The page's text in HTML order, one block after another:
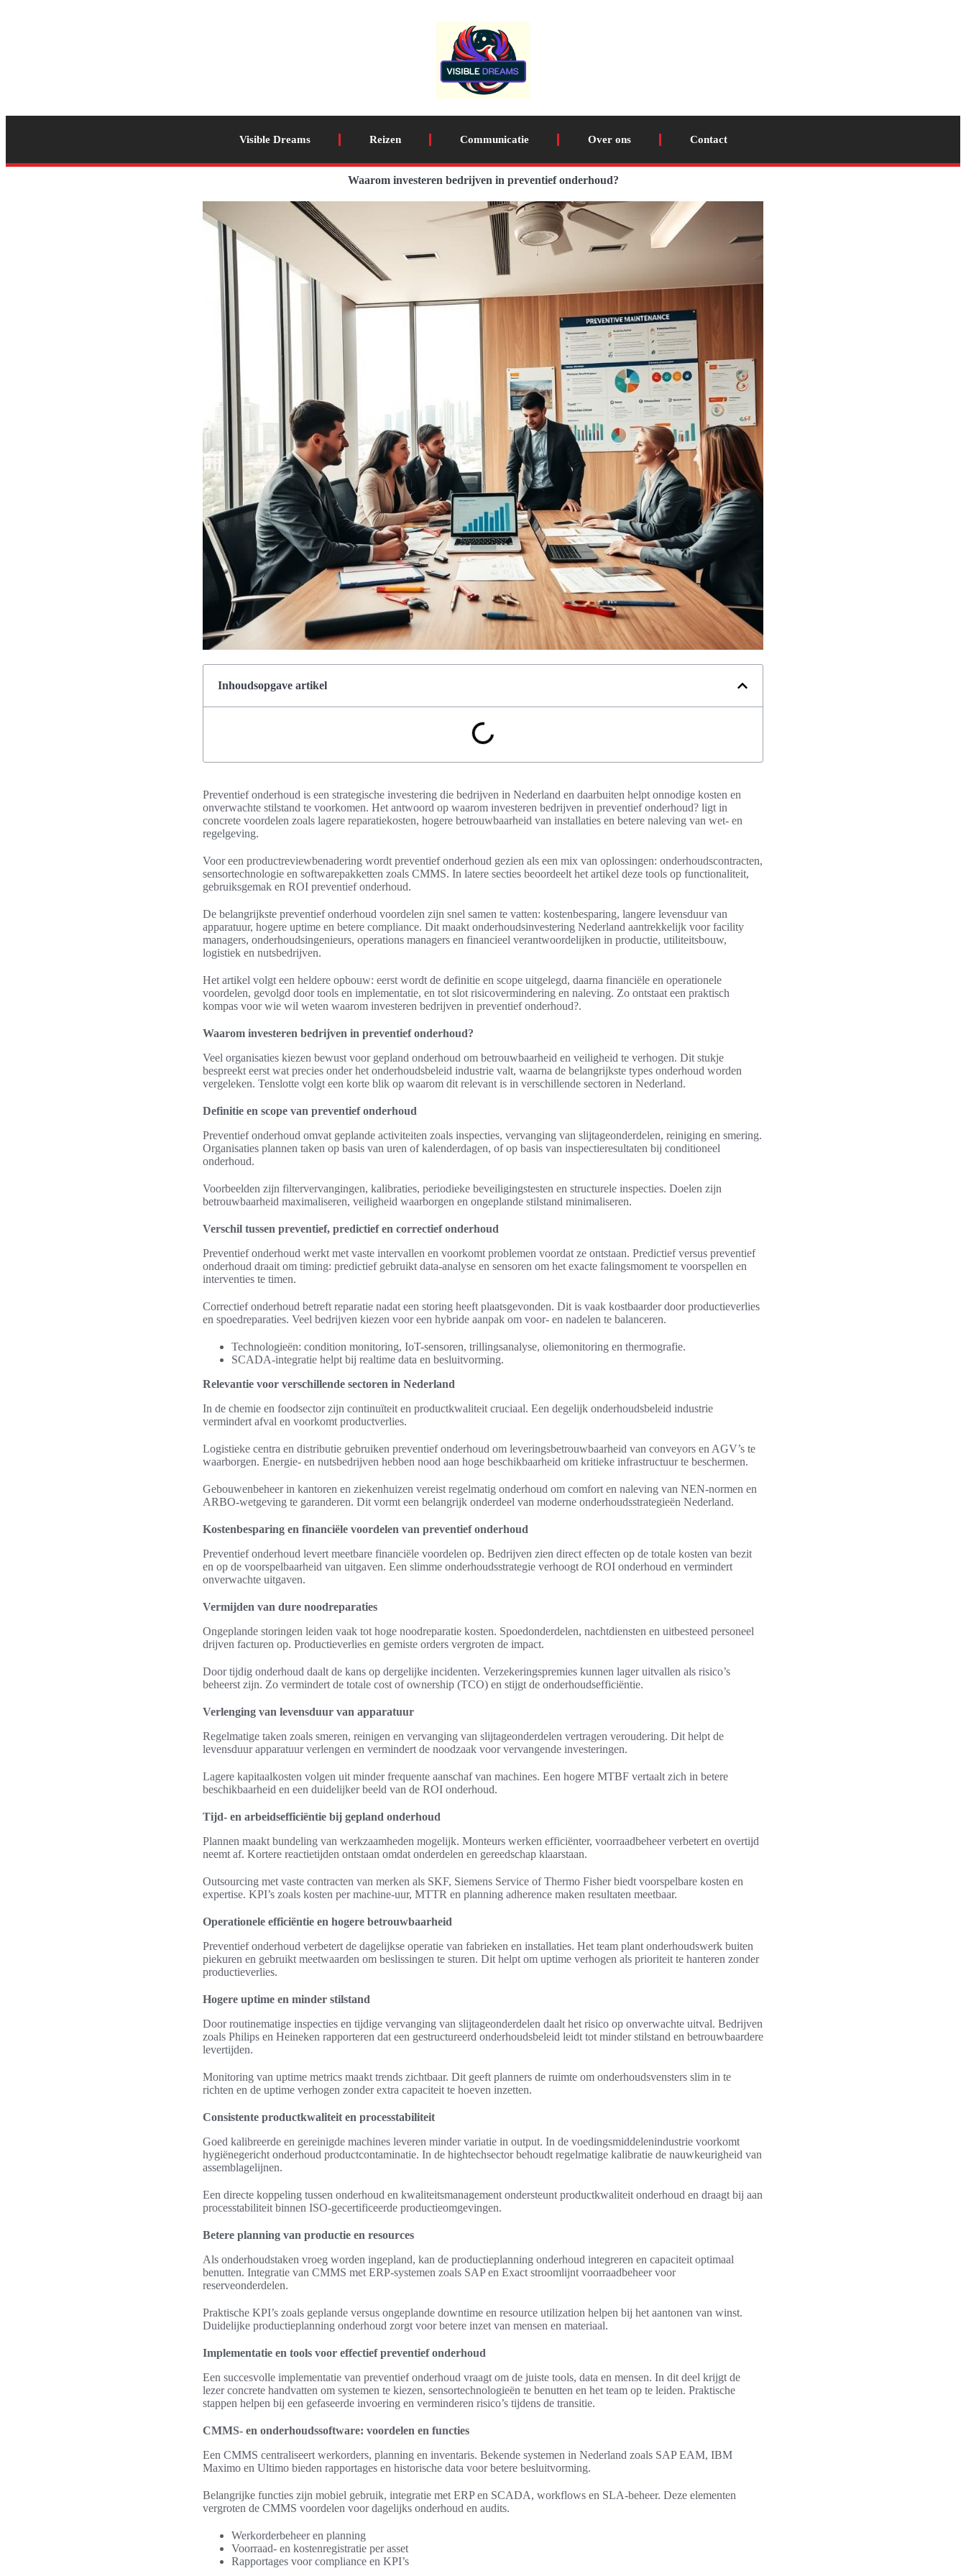
Visible Dreams Reizen Communicatie Over ons Contact
Waarom investeren bedrijven in preventief onderhoud?
Inhoudsopgave artikel
Preventief onderhoud is een strategische investering die bedrijven in Nederland en daarbuiten helpt onnodige kosten en
onverwachte stilstand te voorkomen. Het antwoord op waarom investeren bedrijven in preventief onderhoud? ligt in
concrete voordelen zoals lagere reparatiekosten, hogere betrouwbaarheid van installaties en betere naleving van wet- en
regelgeving.
Voor een productreviewbenadering wordt preventief onderhoud gezien als een mix van oplossingen: onderhoudscontracten,
sensortechnologie en softwarepakketten zoals CMMS. In latere secties beoordeelt het artikel deze tools op functionaliteit,
gebruiksgemak en ROI preventief onderhoud.
De belangrijkste preventief onderhoud voordelen zijn snel samen te vatten: kostenbesparing, langere levensduur van
apparatuur, hogere uptime en betere compliance. Dit maakt onderhoudsinvestering Nederland aantrekkelijk voor facility
managers, onderhoudsingenieurs, operations managers en financieel verantwoordelijken in productie, utiliteitsbouw,
logistiek en nutsbedrijven.
Het artikel volgt een heldere opbouw: eerst wordt de definitie en scope uitgelegd, daarna financiële en operationele
voordelen, gevolgd door tools en implementatie, en tot slot risicovermindering en naleving. Zo ontstaat een praktisch
kompas voor wie wil weten waarom investeren bedrijven in preventief onderhoud?.
Waarom investeren bedrijven in preventief onderhoud?
Veel organisaties kiezen bewust voor gepland onderhoud om betrouwbaarheid en veiligheid te verhogen. Dit stukje
bespreekt eerst wat precies onder het onderhoudsbeleid industrie valt, waarna de belangrijkste types onderhoud worden
vergeleken. Tenslotte volgt een korte blik op waarom dit relevant is in verschillende sectoren in Nederland.
Definitie en scope van preventief onderhoud
Preventief onderhoud omvat geplande activiteiten zoals inspecties, vervanging van slijtageonderdelen, reiniging en smering.
Organisaties plannen taken op basis van uren of kalenderdagen, of op basis van inspectieresultaten bij conditioneel
onderhoud.
Voorbeelden zijn filtervervangingen, kalibraties, periodieke beveiligingstesten en structurele inspecties. Doelen zijn
betrouwbaarheid maximaliseren, veiligheid waarborgen en ongeplande stilstand minimaliseren.
Verschil tussen preventief, predictief en correctief onderhoud
Preventief onderhoud werkt met vaste intervallen en voorkomt problemen voordat ze ontstaan. Predictief versus preventief
onderhoud draait om timing: predictief gebruikt data-analyse en sensoren om het exacte falingsmoment te voorspellen en
interventies te timen.
Correctief onderhoud betreft reparatie nadat een storing heeft plaatsgevonden. Dit is vaak kostbaarder door productieverlies
en spoedreparaties. Veel bedrijven kiezen voor een hybride aanpak om voor- en nadelen te balanceren.
Technologieën: condition monitoring, IoT-sensoren, trillingsanalyse, oliemonitoring en thermografie.
SCADA-integratie helpt bij realtime data en besluitvorming.
Relevantie voor verschillende sectoren in Nederland
In de chemie en foodsector zijn continuïteit en productkwaliteit cruciaal. Een degelijk onderhoudsbeleid industrie
vermindert afval en voorkomt productverlies.
Logistieke centra en distributie gebruiken preventief onderhoud om leveringsbetrouwbaarheid van conveyors en AGV’s te
waarborgen. Energie- en nutsbedrijven hebben nood aan hoge beschikbaarheid om kritieke infrastructuur te beschermen.
Gebouwenbeheer in kantoren en ziekenhuizen vereist regelmatig onderhoud om comfort en naleving van NEN-normen en
ARBO-wetgeving te garanderen. Dit vormt een belangrijk onderdeel van moderne onderhoudsstrategieën Nederland.
Kostenbesparing en financiële voordelen van preventief onderhoud
Preventief onderhoud levert meetbare financiële voordelen op. Bedrijven zien direct effecten op de totale kosten van bezit
en op de voorspelbaarheid van uitgaven. Een slimme onderhoudsstrategie verhoogt de ROI onderhoud en vermindert
onverwachte uitgaven.
Vermijden van dure noodreparaties
Ongeplande storingen leiden vaak tot hoge noodreparatie kosten. Spoedonderdelen, nachtdiensten en uitbesteed personeel
drijven facturen op. Productieverlies en gemiste orders vergroten de impact.
Door tijdig onderhoud daalt de kans op dergelijke incidenten. Verzekeringspremies kunnen lager uitvallen als risico’s
beheerst zijn. Zo vermindert de totale cost of ownership (TCO) en stijgt de onderhoudsefficiëntie.
Verlenging van levensduur van apparatuur
Regelmatige taken zoals smeren, reinigen en vervanging van slijtageonderdelen vertragen veroudering. Dit helpt de
levensduur apparatuur verlengen en vermindert de noodzaak voor vervangende investeringen.
Lagere kapitaalkosten volgen uit minder frequente aanschaf van machines. Een hogere MTBF vertaalt zich in betere
beschikbaarheid en een duidelijker beeld van de ROI onderhoud.
Tijd- en arbeidsefficiëntie bij gepland onderhoud
Plannen maakt bundeling van werkzaamheden mogelijk. Monteurs werken efficiënter, voorraadbeheer verbetert en overtijd
neemt af. Kortere reactietijden ontstaan omdat onderdelen en gereedschap klaarstaan.
Outsourcing met vaste contracten van merken als SKF, Siemens Service of Thermo Fisher biedt voorspelbare kosten en
expertise. KPI’s zoals kosten per machine-uur, MTTR en planning adherence maken resultaten meetbaar.
Operationele efficiëntie en hogere betrouwbaarheid
Preventief onderhoud verbetert de dagelijkse operatie van fabrieken en installaties. Het team plant onderhoudswerk buiten
piekuren en gebruikt meetwaarden om beslissingen te sturen. Dit helpt om uptime verhogen als prioriteit te hanteren zonder
productieverlies.
Hogere uptime en minder stilstand
Door routinematige inspecties en tijdige vervanging van slijtageonderdelen daalt het risico op onverwachte uitval. Bedrijven
zoals Philips en Heineken rapporteren dat een gestructureerd onderhoudsbeleid leidt tot minder stilstand en betrouwbaardere
levertijden.
Monitoring van uptime metrics maakt trends zichtbaar. Dit geeft planners de ruimte om onderhoudsvensters slim in te
richten en de uptime verhogen zonder extra capaciteit te hoeven inzetten.
Consistente productkwaliteit en processtabiliteit
Goed kalibreerde en gereinigde machines leveren minder variatie in output. In de voedingsmiddelenindustrie voorkomt
hygiënegericht onderhoud productcontaminatie. In de hightechsector behoudt regelmatige kalibratie de nauwkeurigheid van
assemblagelijnen.
Een directe koppeling tussen onderhoud en kwaliteitsmanagement ondersteunt productkwaliteit onderhoud en draagt bij aan
processtabiliteit binnen ISO-gecertificeerde productieomgevingen.
Betere planning van productie en resources
Als onderhoudstaken vroeg worden ingepland, kan de productieplanning onderhoud integreren en capaciteit optimaal
benutten. Integratie van CMMS met ERP-systemen zoals SAP en Exact stroomlijnt voorraadbeheer voor
reserveonderdelen.
Praktische KPI’s zoals geplande versus ongeplande downtime en resource utilization helpen bij het aantonen van winst.
Duidelijke productieplanning onderhoud zorgt voor betere inzet van mensen en materiaal.
Implementatie en tools voor effectief preventief onderhoud
Een succesvolle implementatie van preventief onderhoud vraagt om de juiste tools, data en mensen. In dit deel krijgt de
lezer concrete handvatten om systemen te kiezen, sensortechnologieën te benutten en het team op te leiden. Praktische
stappen helpen bij een gefaseerde invoering en verminderen risico’s tijdens de transitie.
CMMS- en onderhoudssoftware: voordelen en functies
Een CMMS centraliseert werkorders, planning en inventaris. Bekende systemen in Nederland zoals SAP EAM, IBM
Maximo en Ultimo bieden rapportages en historische data voor betere besluitvorming.
Belangrijke functies zijn mobiel gebruik, integratie met ERP en SCADA, workflows en SLA-beheer. Deze elementen
vergroten de CMMS voordelen voor dagelijks onderhoud en audits.
Werkorderbeheer en planning
Voorraad- en kostenregistratie per asset
Rapportages voor compliance en KPI’s